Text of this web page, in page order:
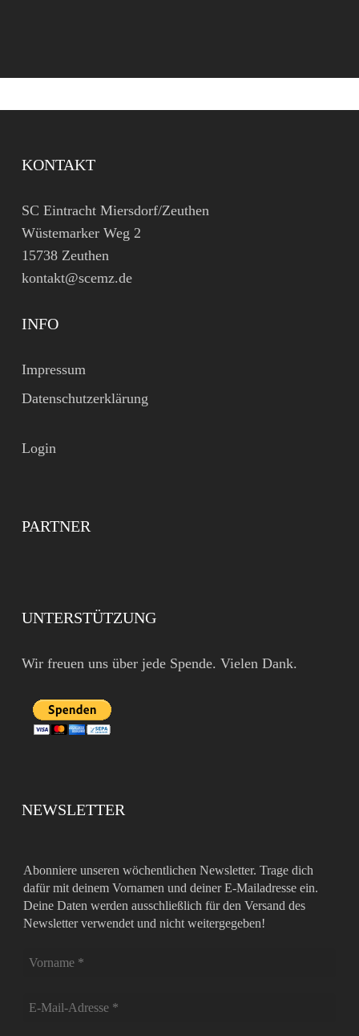
KONTAKT
SC Eintracht Miersdorf/Zeuthen
Wüstemarker Weg 2
15738 Zeuthen
kontakt@scemz.de
INFO
Impressum
Datenschutzerklärung
Login
PARTNER
UNTERSTÜTZUNG
Wir freuen uns über jede Spende. Vielen Dank.
NEWSLETTER
Abonniere unseren wöchentlichen Newsletter. Trage dich
dafür mit deinem Vornamen und deiner E-Mailadresse ein.
Deine Daten werden ausschließlich für den Versand des
Newsletter verwendet und nicht weitergegeben!